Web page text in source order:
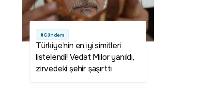
#Gündem
Türkiye’nin en iyi simitleri
listelendi! Vedat Milor yanıldı,
zirvedeki şehir şaşırttı